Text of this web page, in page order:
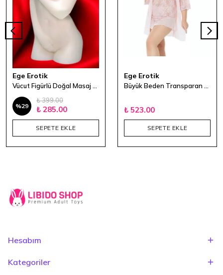
Ege Erotik
%29
₺ 399.00
₺ 285.00
SEPETE EKLE
Ege Erotik
₺ 523.00
SEPETE EKLE
Hesabım
Kategoriler